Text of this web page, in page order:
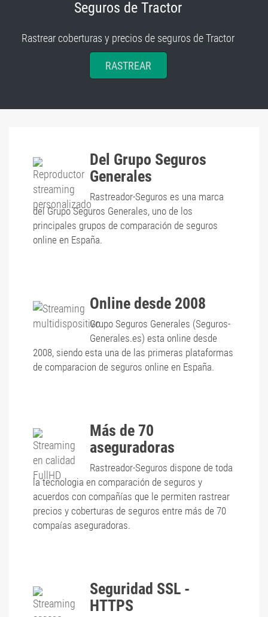
Seguros de Tractor
Rastrear coberturas y precios de seguros de Tractor
RASTREAR
Del Grupo Seguros
Generales
Rastreador-Seguros es una marca
del Grupo Seguros Generales, uno de los
principales grupos de comparación de seguros
online en España.
Online desde 2008
Grupo Seguros Generales (Seguros-
Generales.es) esta online desde
2008, siendo esta una de las primeras plataformas
de comparacion de seguros online en España.
Más de 70
aseguradoras
Rastreador-Seguros dispone de toda
la tecnologia en comparación de seguros y
acuerdos con compañías que le permiten rastrear
precios y coberturas de seguros entre más de 70
compaías aseguradoras.
Seguridad SSL -
HTTPS